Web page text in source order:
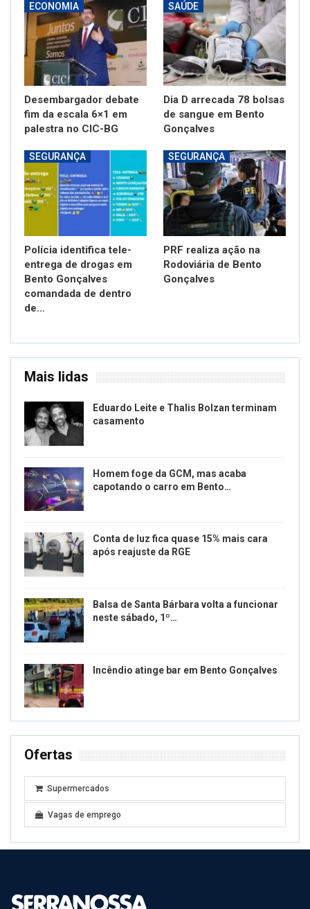
ECONOMIA
Desembargador debate
fim da escala 6×1 em
palestra no CIC-BG
SAÚDE
Dia D arrecada 78 bolsas
de sangue em Bento
Gonçalves
SEGURANÇA
Polícia identifica tele-
entrega de drogas em
Bento Gonçalves
comandada de dentro
de…
SEGURANÇA
PRF realiza ação na
Rodoviária de Bento
Gonçalves
Mais lidas
Eduardo Leite e Thalis Bolzan terminam
casamento
Homem foge da GCM, mas acaba
capotando o carro em Bento…
Conta de luz fica quase 15% mais cara
após reajuste da RGE
Balsa de Santa Bárbara volta a funcionar
neste sábado, 1º…
Incêndio atinge bar em Bento Gonçalves
Ofertas
Supermercados
Vagas de emprego